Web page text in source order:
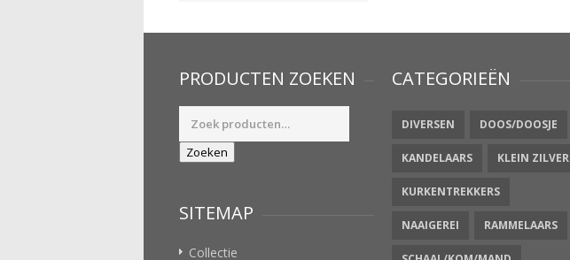
PRODUCTEN ZOEKEN
Zoeken
Zoeken
SITEMAP
Collectie
CATEGORIEËN
DIVERSEN DOOS/DOOSJE
KANDELAARS KLEIN ZILVER
KURKENTREKKERS
NAAIGEREI RAMMELAARS